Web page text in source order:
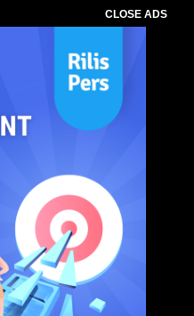
CLOSE ADS